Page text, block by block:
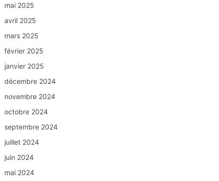
mai 2025
avril 2025
mars 2025
février 2025
janvier 2025
décembre 2024
novembre 2024
octobre 2024
septembre 2024
juillet 2024
juin 2024
mai 2024